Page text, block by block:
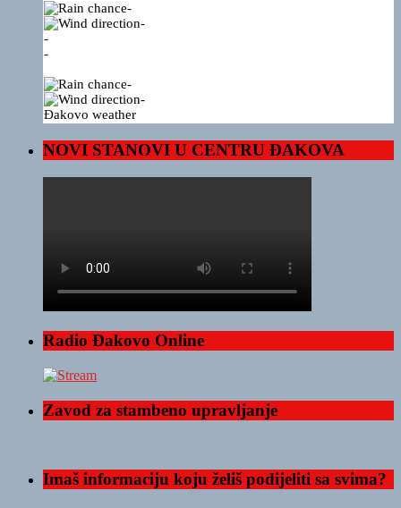
-
-
-
-
-
-
Đakovo weather
NOVI STANOVI U CENTRU ĐAKOVA
Radio Đakovo Online
Zavod za stambeno upravljanje
Imaš informaciju koju želiš podijeliti sa svima?